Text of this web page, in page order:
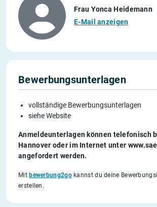
Frau Yonca Heidemann
E-Mail anzeigen
Bewerbungsunterlagen
vollständige Bewerbungsunterlagen
siehe Website
Anmeldeunterlagen können telefonisch
Hannover oder im Internet unter
angefordert werden.
Mit bewerbung2gokannst du deine
erstellen.